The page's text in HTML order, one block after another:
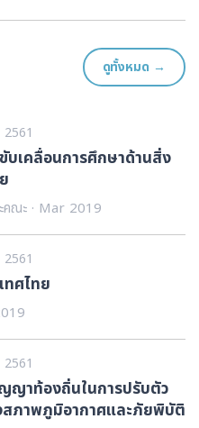
ดูทั้งหมด →
บเคลื่อนการศึกษาด้านสิ่ง
ณะ · Mar 2019
ทศไทย
ญาท้องถิ่นในการปรับตัว
ภาพภูมิอากาศและภัยพิบัติ